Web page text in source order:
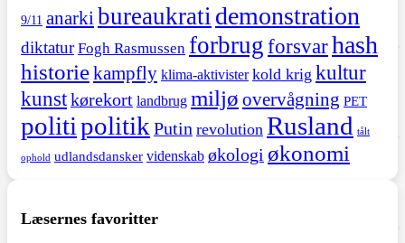
9/11 anarki bureaukrati demonstration
diktatur Fogh Rasmussen forbrugforsvarhash
historiekampfly klima-aktivister kold krig kultur
kunstkørekort landbrug miljø overvågning PET
politipolitik Putin revolution Rusland tålt
ophold udlandsdansker videnskab økologi økonomi
Læsernes favoritter